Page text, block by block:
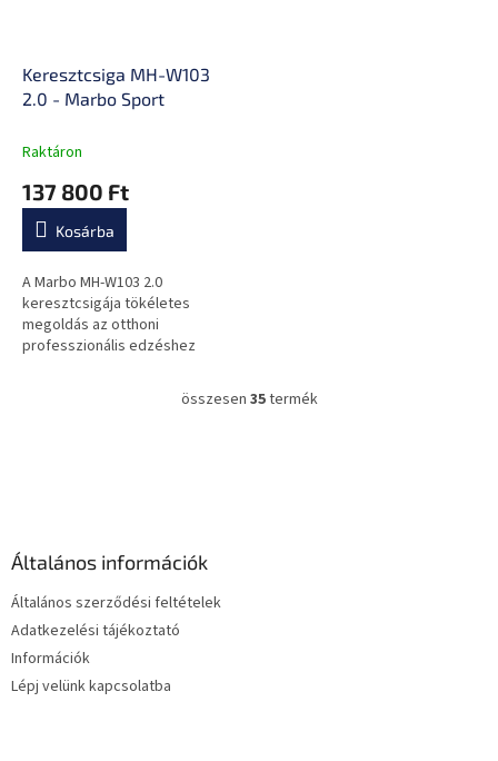
Keresztcsiga MH-W103
2.0 - Marbo Sport
Raktáron
137 800 Ft
Kosárba
A Marbo MH-W103 2.0
keresztcsigája tökéletes
megoldás az otthoni
professzionális edzéshez
L
összesen 35termék
Általános információk
Általános szerződési feltételek
Adatkezelési tájékoztató
Információk
Lépj velünk kapcsolatba